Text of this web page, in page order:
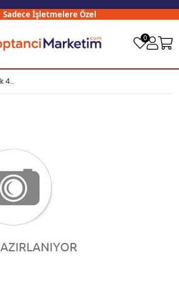
Sadece İşletmelere Özel
0
Stepy Black 4 lü %100 Mikrofiber Bez